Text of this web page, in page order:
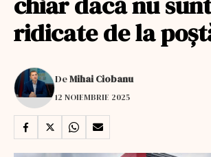
ridicate de la
DeMihai Ciobanu
12 NOIEMBRIE 2025